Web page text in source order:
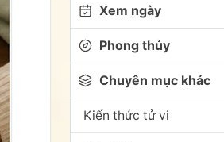
Xem ngày
Phong thủy
Chuyên mục khác
Kiến thức tử vi